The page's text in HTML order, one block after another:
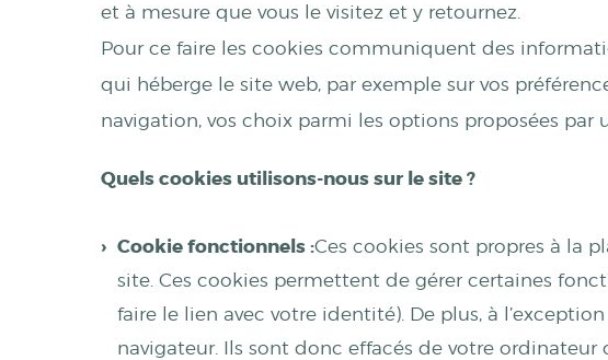
et à mesure que vous le visitez et y retournez.
Pour ce faire les cookies communiquent des
qui héberge le site web, par exemple sur vos
navigation, vos choix parmi les options proposées par
Quels cookies utilisons-nous sur le site ?
Cookie fonctionnels :Ces cookies sont propres à la
site. Ces cookies permettent de gérer certaines
faire le lien avec votre identité). De plus, à
navigateur. Ils sont donc effacés de votre